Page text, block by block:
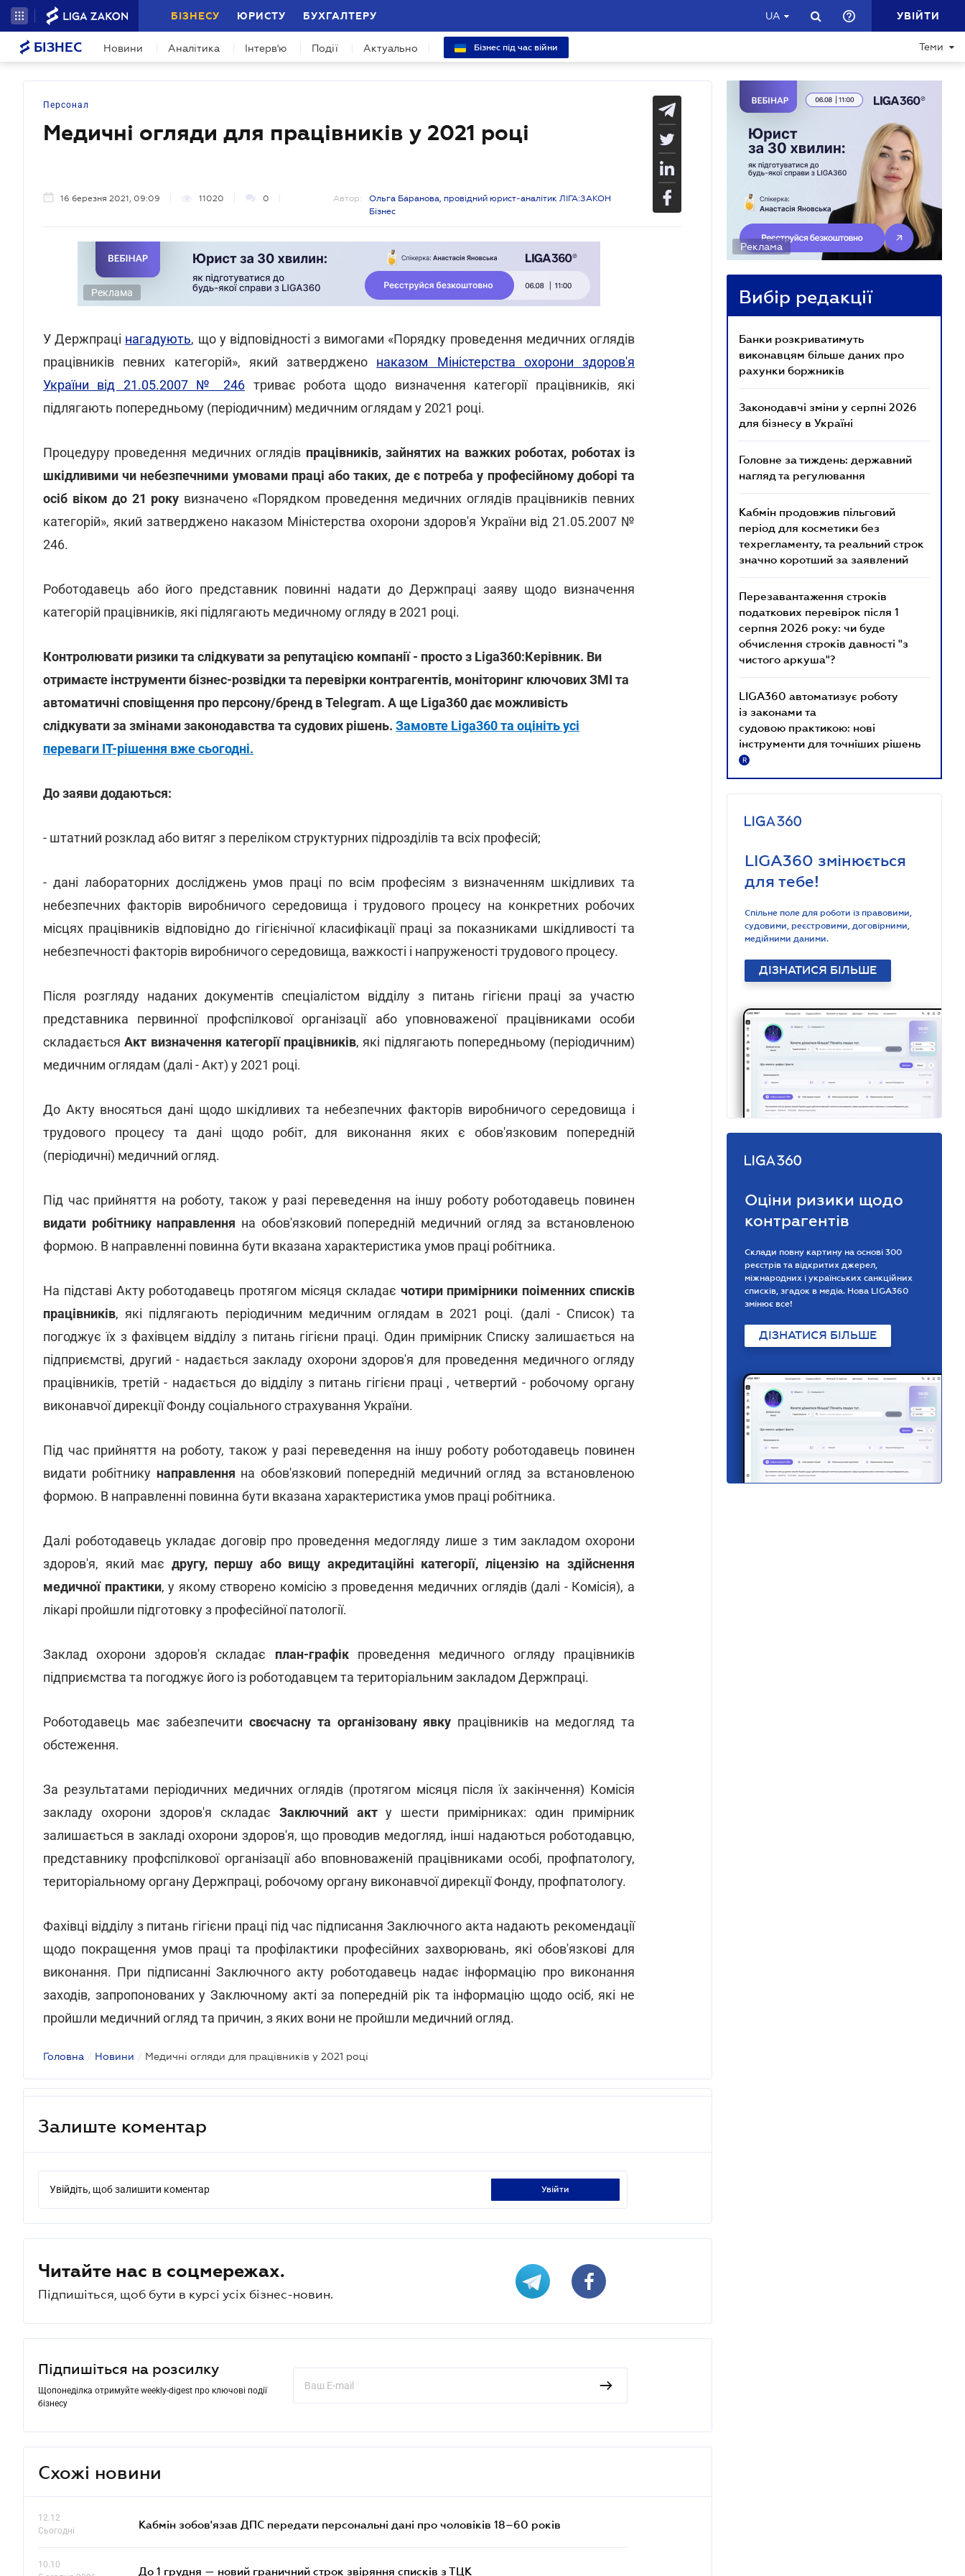
БІЗНЕСУ ЮРИСТУ БУХГАЛТЕРУ UA УВІЙТИ
БІЗНЕС Новини Аналітика Інтерв'ю Події Актуально Бізнес під час війни Теми
Персонал
Медичні огляди для працівників у 2021 році
16 березня 2021, 09:09 11020 0 Автор:
Ольга Баранова, провідний юрист-аналітик ЛІГА:ЗАКОН
Бізнес
Реклама
У Держпраці нагадують, що у відповідності з вимогами «Порядку проведення медичних оглядів
працівників певних категорій», який затверджено наказом Міністерства охорони здоров'я
України від 21.05.2007 № 246 триває робота щодо визначення категорії працівників, які
підлягають попередньому (періодичним) медичним оглядам у 2021 році.
Процедуру проведення медичних оглядів працівників, зайнятих на важких роботах, роботах із
шкідливими чи небезпечними умовами праці або таких, де є потреба у професійному доборі та
осіб віком до 21 року визначено «Порядком проведення медичних оглядів працівників певних
категорій», який затверджено наказом Міністерства охорони здоров'я України від 21.05.2007 №
246.
Роботодавець або його представник повинні надати до Держпраці заяву щодо визначення
категорій працівників, які підлягають медичному огляду в 2021 році.
Контролювати ризики та слідкувати за репутацією компанії - просто з Liga360:Керівник. Ви
отримаєте інструменти бізнес-розвідки та перевірки контрагентів, моніторинг ключових ЗМІ та
автоматичні сповіщення про персону/бренд в Telegram. А ще Liga360 дає можливість
слідкувати за змінами законодавства та судових рішень. Замовте Liga360 та оцініть усі
переваги ІТ-рішення вже сьогодні.
До заяви додаються:
- штатний розклад або витяг з переліком структурних підрозділів та всіх професій;
- дані лабораторних досліджень умов праці по всім професіям з визначенням шкідливих та
небезпечних факторів виробничого середовища і трудового процесу на конкретних робочих
місцях працівників відповідно до гігієнічної класифікації праці за показниками шкідливості та
небезпечності факторів виробничого середовища, важкості і напруженості трудового процесу.
Після розгляду наданих документів спеціалістом відділу з питань гігієни праці за участю
представника первинної профспілкової організації або уповноваженої працівниками особи
складаєтьсяАкт визначення категорії працівників, які підлягають попередньому (періодичним)
медичним оглядам (далі - Акт) у 2021 році.
До Акту вносяться дані щодо шкідливих та небезпечних факторів виробничого середовища і
трудового процесу та дані щодо робіт, для виконання яких є обов'язковим попередній
(періодичні) медичний огляд.
Під час прийняття на роботу, також у разі переведення на іншу роботу роботодавець повинен
видати робітнику направлення на обов'язковий попередній медичний огляд за встановленою
формою. В направленні повинна бути вказана характеристика умов праці робітника.
На підставі Акту роботодавець протягом місяця складає чотири примірники поіменних списків
працівників, які підлягають періодичним медичним оглядам в 2021 році. (далі - Список) та
погоджує їх з фахівцем відділу з питань гігієни праці. Один примірник Списку залишається на
підприємстві, другий - надається закладу охорони здоров'я для проведення медичного огляду
працівників, третій - надається до відділу з питань гігієни праці , четвертий - робочому органу
виконавчої дирекції Фонду соціального страхування України.
Під час прийняття на роботу, також у разі переведення на іншу роботу роботодавець повинен
видати робітнику направлення на обов'язковий попередній медичний огляд за встановленою
формою. В направленні повинна бути вказана характеристика умов праці робітника.
Далі роботодавець укладає договір про проведення медогляду лише з тим закладом охорони
здоров'я, який має другу, першу або вищу акредитаційні категорії, ліцензію на здійснення
медичної практики, у якому створено комісію з проведення медичних оглядів (далі - Комісія), а
лікарі пройшли підготовку з професійної патології.
Заклад охорони здоров'я складає план-графікпроведення медичного огляду працівників
підприємства та погоджує його із роботодавцем та територіальним закладом Держпраці.
Роботодавець має забезпечитисвоєчасну та організовану явку працівників на медогляд та
обстеження.
За результатами періодичних медичних оглядів (протягом місяця після їх закінчення) Комісія
закладу охорони здоров'я складає Заключний акту шести примірниках: один примірник
залишається в закладі охорони здоров'я, що проводив медогляд, інші надаються роботодавцю,
представнику профспілкової організації або вповноваженій працівниками особі, профпатологу,
територіальному органу Держпраці, робочому органу виконавчої дирекції Фонду, профпатологу.
Фахівці відділу з питань гігієни праці під час підписання Заключного акта надають рекомендації
щодо покращення умов праці та профілактики професійних захворювань, які обов'язкові для
виконання. При підписанні Заключного акту роботодавець надає інформацію про виконання
заходів, запропонованих у Заключному акті за попередній рік та інформацію щодо осіб, які не
пройшли медичний огляд та причин, з яких вони не пройшли медичний огляд.
Головна / Новини / Медичні огляди для працівників у 2021 році
Залиште коментар
Увійдіть, щоб залишити коментар увійти
Читайте нас в соцмережах.
Підпишіться, щоб бути в курсі усіх бізнес-новин.
Підпишіться на розсилку
Щопонеділка отримуйте weekly-digest про ключові події
бізнесу
Схожі новини
12.12
Сьогодні
Кабмін зобов'язав ДПС передати персональні дані про чоловіків 18–60 років
10.10
До 1 грудня — новий граничний строк звіряння списків з ТЦК
Реклама
Вибір редакції
Банки розкриватимуть
виконавцям більше даних про
рахунки боржників
Законодавчі зміни у серпні 2026
для бізнесу в Україні
Головне за тиждень: державний
нагляд та регулювання
Кабмін продовжив пільговий
період для косметики без
техрегламенту, та реальний строк
значно коротший за заявлений
Перезавантаження строків
податкових перевірок після 1
серпня 2026 року: чи буде
обчислення строків давності "з
чистого аркуша"?
LIGA360 автоматизує роботу
із законами та
судовою практикою: нові
інструменти для точніших рішень
R
LIGA360 змінюється
для тебе!
Спільне поле для роботи із правовими,
судовими, реєстровими, договірними,
медійними даними.
ДІЗНАТИСЯ БІЛЬШЕ
Оціни ризики щодо
контрагентів
Склади повну картину на основі 300
реєстрів та відкритих джерел,
міжнародних і українських санкційних
списків, згадок в медіа. Нова LIGA360
змінює все!
ДІЗНАТИСЯ БІЛЬШЕ